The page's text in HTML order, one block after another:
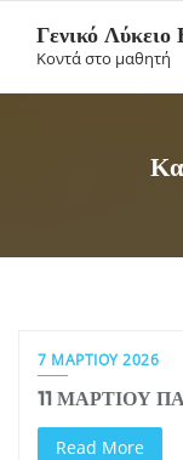
content
Γενικό Λύκειο
Κοντά στο μαθητή
7 ΜΑΡΤΊΟΥ 2026
11 ΜΑΡΤΙΟΥ
Read More